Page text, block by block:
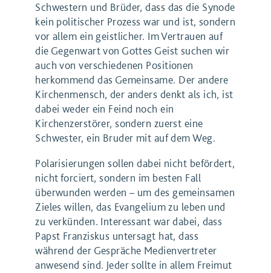
Schwestern und Brüder, dass das die Synode
kein politischer Prozess war und ist, sondern
vor allem ein geistlicher. Im Vertrauen auf
die Gegenwart von Gottes Geist suchen wir
auch von verschiedenen Positionen
herkommend das Gemeinsame. Der andere
Kirchenmensch, der anders denkt als ich, ist
dabei weder ein Feind noch ein
Kirchenzerstörer, sondern zuerst eine
Schwester, ein Bruder mit auf dem Weg.
Polarisierungen sollen dabei nicht befördert,
nicht forciert, sondern im besten Fall
überwunden werden – um des gemeinsamen
Zieles willen, das Evangelium zu leben und
zu verkünden. Interessant war dabei, dass
Papst Franziskus untersagt hat, dass
während der Gespräche Medienvertreter
anwesend sind. Jeder sollte in allem Freimut